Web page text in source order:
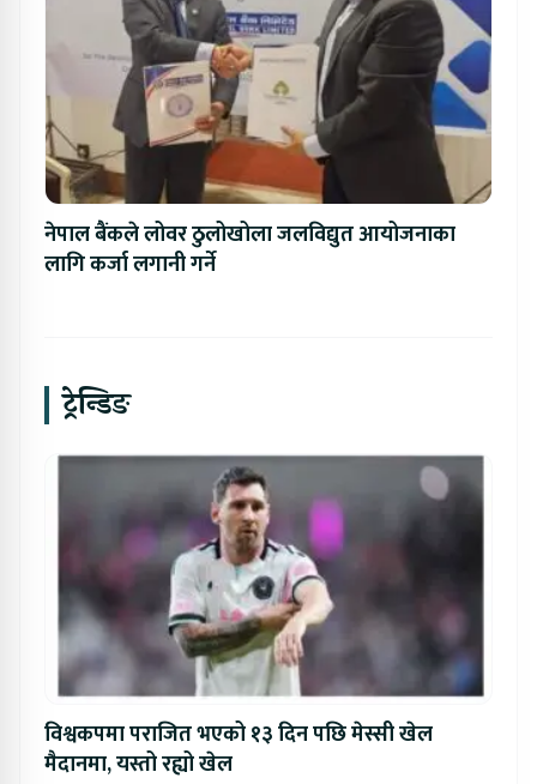
नेपाल बैंकले लोवर ठुलोखोला जलविद्युत आयोजनाका
लागि कर्जा लगानी गर्ने
ट्रेन्डिङ
विश्वकपमा पराजित भएको १३ दिन पछि मेस्सी खेल
मैदानमा, यस्तो रह्यो खेल